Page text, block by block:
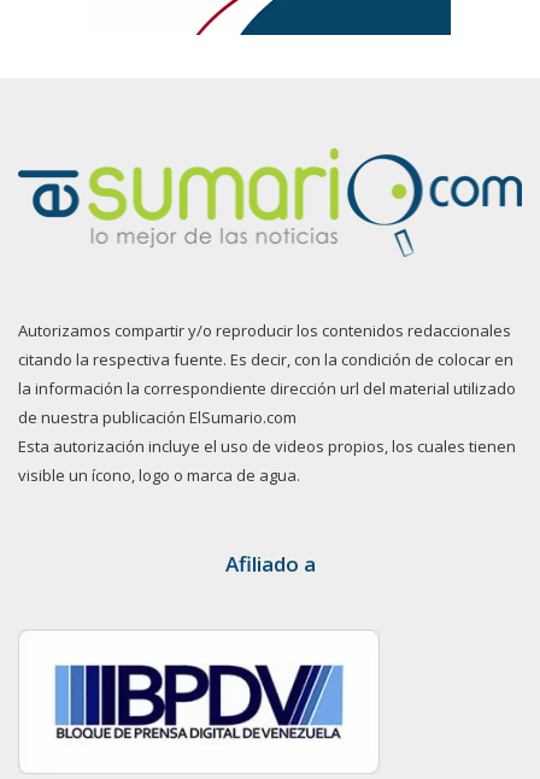
Autorizamos compartir y/o reproducir los contenidos redaccionales
citando la respectiva fuente. Es decir, con la condición de colocar en
la información la correspondiente dirección url del material utilizado
de nuestra publicación ElSumario.com
Esta autorización incluye el uso de videos propios, los cuales tienen
visible un ícono, logo o marca de agua.
Afiliado a